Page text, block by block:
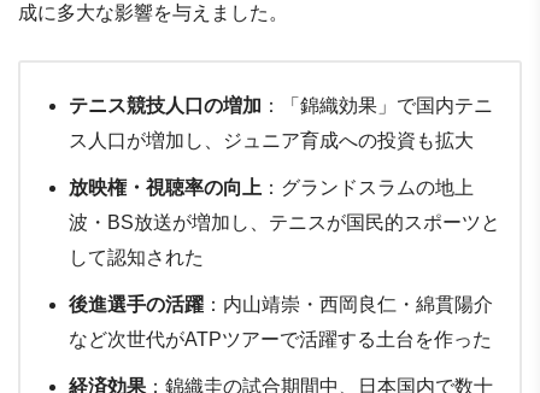
成に多大な影響を与えました。
テニス競技人口の増加 ：「錦織効果」で国内テニ
ス人口が増加し、ジュニア育成への投資も拡大
放映権・視聴率の向上 ：グランドスラムの地上
波・BS放送が増加し、テニスが国民的スポーツと
して認知された
後進選手の活躍 ：内山靖崇・西岡良仁・綿貫陽介
など次世代がATPツアーで活躍する土台を作った
経済効果 ：錦織圭の試合期間中、日本国内で数十